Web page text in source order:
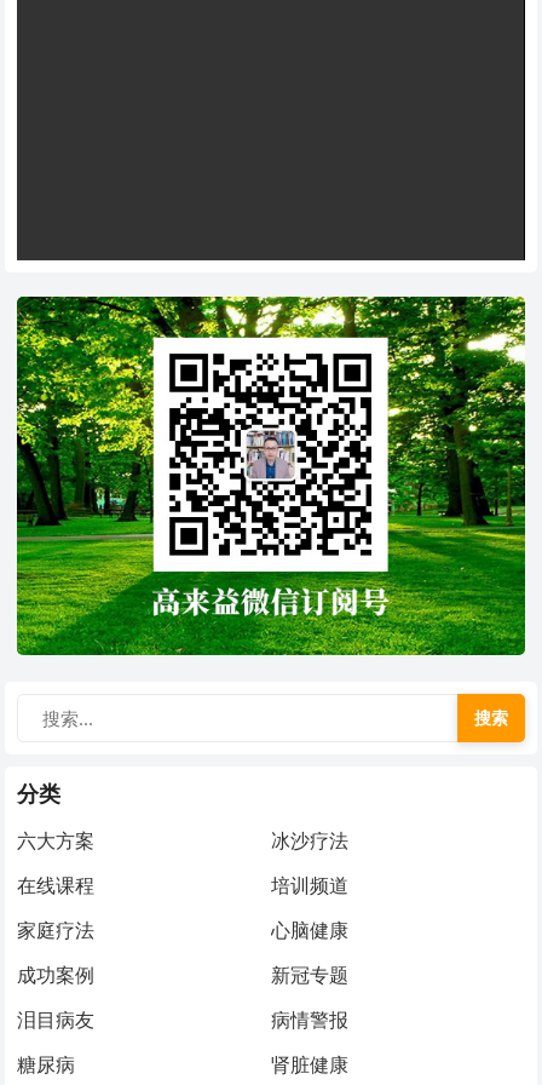
搜索
分类
六大方案
冰沙疗法
在线课程
培训频道
家庭疗法
心脑健康
成功案例
新冠专题
泪目病友
病情警报
糖尿病
肾脏健康